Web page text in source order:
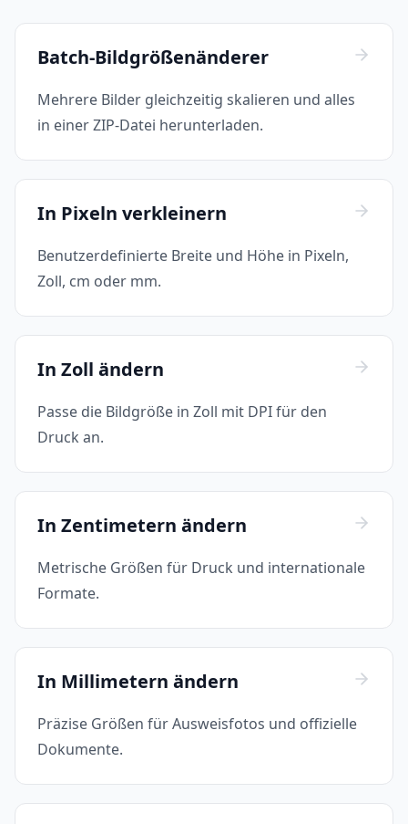
Batch-Bildgrößenänderer
Mehrere Bilder gleichzeitig skalieren und alles
in einer ZIP-Datei herunterladen.
In Pixeln verkleinern
Benutzerdefinierte Breite und Höhe in Pixeln,
Zoll, cm oder mm.
In Zoll ändern
Passe die Bildgröße in Zoll mit DPI für den
Druck an.
In Zentimetern ändern
Metrische Größen für Druck und internationale
Formate.
In Millimetern ändern
Präzise Größen für Ausweisfotos und offizielle
Dokumente.